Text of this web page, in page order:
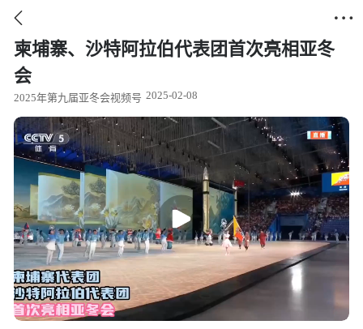
 
柬埔寨、沙特阿拉伯代表团首次亮相亚冬
会
2025年第九届亚冬会视频号 2025-02-08